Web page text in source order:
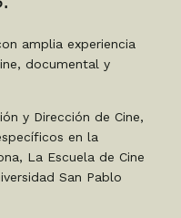
amplia experiencia
documental y
y Dirección de Cine,
en la
La Escuela de Cine
San Pablo